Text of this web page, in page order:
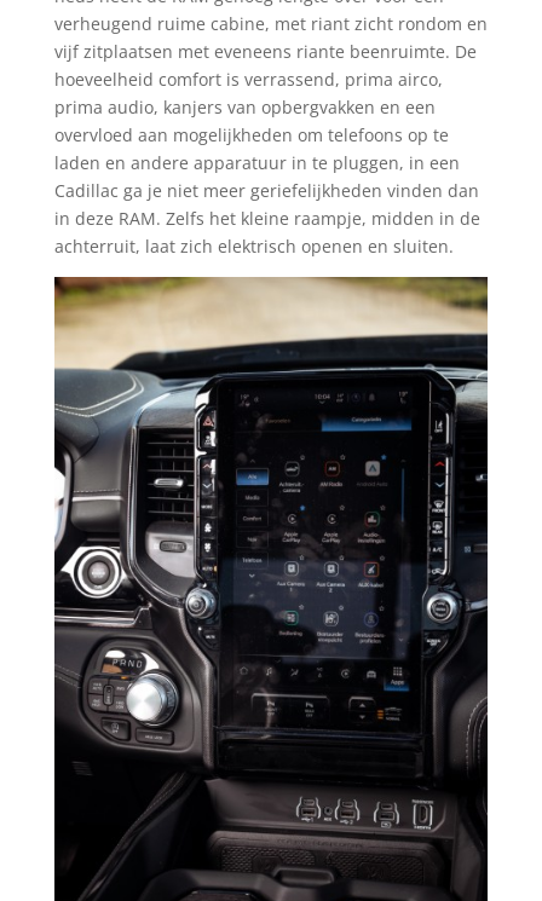
verheugend ruime cabine, met riant zicht rondom en
vijf zitplaatsen met eveneens riante beenruimte. De
hoeveelheid comfort is verrassend, prima airco,
prima audio, kanjers van opbergvakken en een
overvloed aan mogelijkheden om telefoons op te
laden en andere apparatuur in te pluggen, in een
Cadillac ga je niet meer geriefelijkheden vinden dan
in deze RAM. Zelfs het kleine raampje, midden in de
achterruit, laat zich elektrisch openen en sluiten.